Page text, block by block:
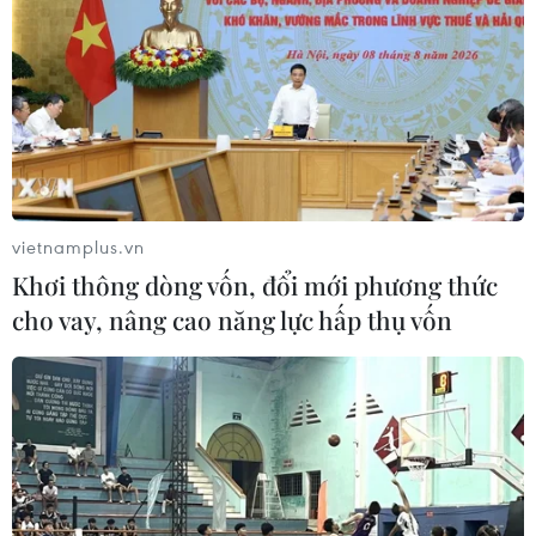
Điều trị thành công bệnh nhân đái tháo
đường mắc COVID-19 nguy kịch
13/04/2022 09:14
40 ngày trước, bệnh nhân vào viện trong tình trạng lơ
vietnamplus.vn
Khơi thông dòng vốn, đổi mới phương thức
cho vay, nâng cao năng lực hấp thụ vốn